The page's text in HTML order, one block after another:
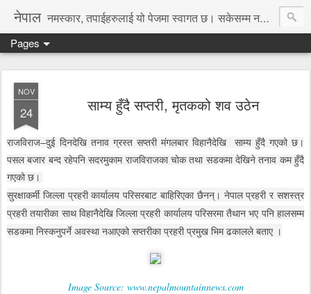
नेपाल नमस्कार, तपाईहरुलाई यो पेजमा स्वागत छ। सकेसम्म नया तथा रोचक जानकारी, समाचार पस्कने छु।
Pages
NOV
24 साम्य हुँदै सप्तरी, मृतकको शव उठेन
राजविराज–दुई दिनदेखि तनाव ग्रस्त सप्तरी मंगलबार विहानैदेखि साम्य हुँदै गएको छ।
पसल बजार बन्द रहेपनि सदरमुकाम राजविराजका चोक तथा सडकमा देखिने तनाव कम हुँदै
गएको छ।
सुरक्षाकर्मी जिल्ला प्रहरी कार्यालय परिसरबाट बाहिरिएका छैनन्। नेपाल प्रहरी र सशस्त्र
प्रहरी तयारीका साथ विहानैदेखि जिल्ला प्रहरी कार्यालय परिसरमा तैथान भए पनि हालसम्म
सडकमा निस्कनुपर्ने अवस्था नआएको सप्तरीका प्रहरी प्रमुख भिम ढकालले बताए ।
Image Source: www.nepalmountainnews.com